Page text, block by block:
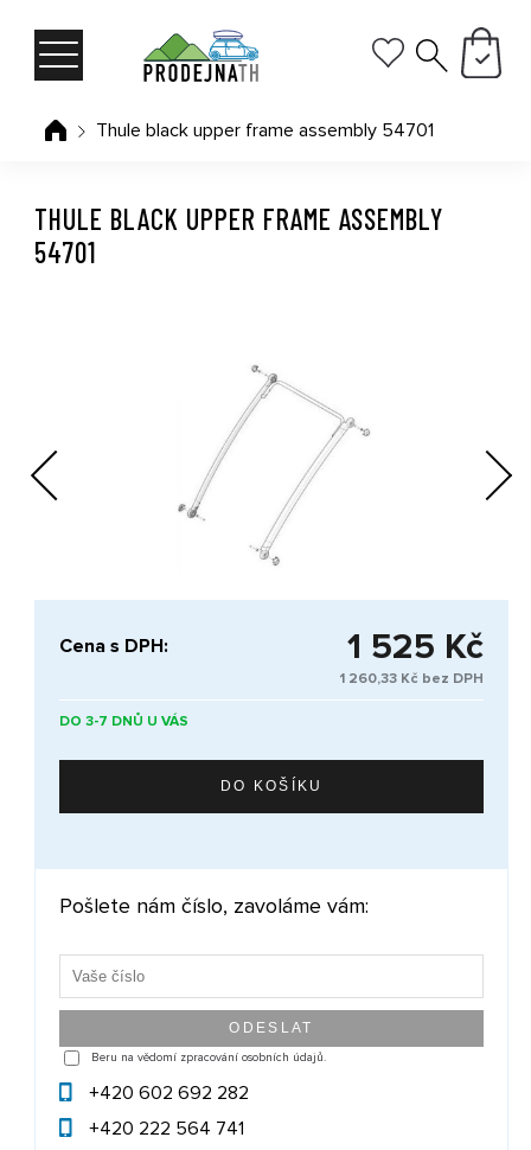
Thule black upper frame assembly 54701
Previous Next
THULE BLACK UPPER FRAME ASSEMBLY
54701
Cena s DPH: 1 525 Kč
1 260,33 Kč bez DPH
DO 3-7 DNŮ U VÁS
Pošlete nám číslo, zavoláme vám:
Beru na vědomí zpracování osobních údajů.
+420 602 692 282
+420 222 564 741